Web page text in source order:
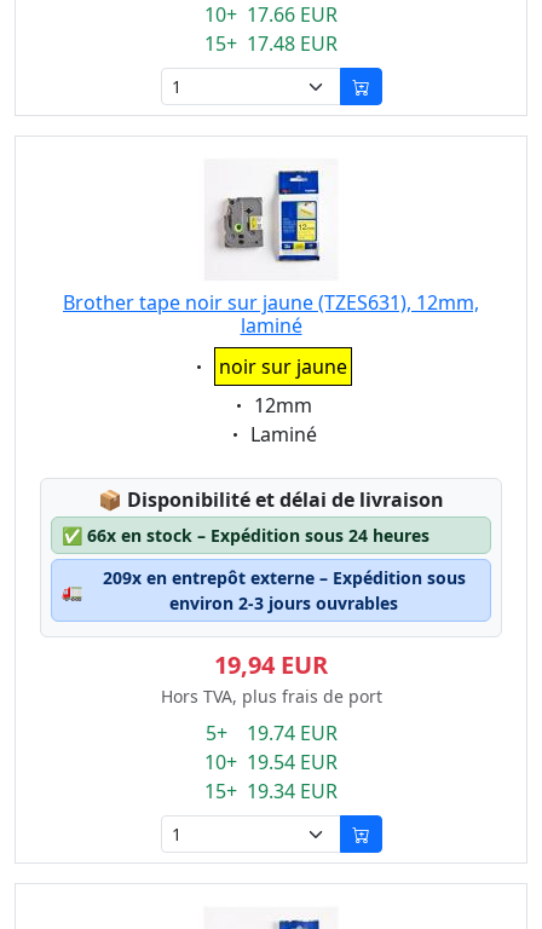
10+ 17.66 EUR
15+ 17.48 EUR
Brother tape noir sur jaune (TZES631), 12mm,
laminé
Eigenschaft:
noir sur jaune
Eigenschaft:
12mm
Eigenschaft:
Laminé
📦 Lagerstatus:
Disponibilité et délai de livraison
✅ 66x en stock – Expédition sous 24 heures
🚛
209x en entrepôt externe – Expédition sous
environ 2-3 jours ouvrables
19,94 EUR
Hors TVA, plus frais de port
5+ 19.74 EUR
10+ 19.54 EUR
15+ 19.34 EUR